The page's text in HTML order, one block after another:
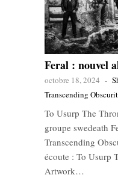
Feral : nouvel
octobre 18, 2024 -
Transcending
To Usurp The
groupe swedeath
Transcending
écoute : To Usurp
Artwork…